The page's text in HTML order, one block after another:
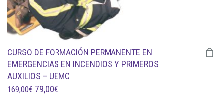
CURSO DE FORMACIÓN PERMANENTE EN
EMERGENCIAS EN INCENDIOS Y PRIMEROS
AUXILIOS – UEMC
169,00€ EL
79,00€